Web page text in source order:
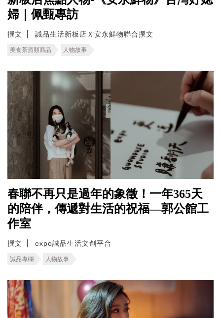
婦｜佩甄專訪
撰文 誠品生活新板店Ｘ安永鮮物聯合撰文
美食茶酒類商品 人物故事
春聯不再只是過年的象徵！一年365天
的陪伴，傳遞對生活的祝福—郭公館工
作室
撰文 expo誠品生活文創平台
誠品專欄 人物故事